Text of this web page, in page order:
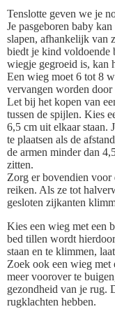
Tenslotte geven we je
Je pasgeboren baby
slapen, afhankelijk van
biedt je kind voldoende
wiegje gegroeid is, kan
Een wieg moet 6 tot 8
vervangen worden
Let bij het kopen van
tussen de spijlen. Kies
6,5 cm uit elkaar staan.
te plaatsen als de
de armen minder dan
zitten.
Zorg er bovendien voor
reiken. Als ze tot
gesloten zijkanten
Kies een wieg met een
bed tillen wordt
staan en te klimmen,
Zoek ook een wieg met
meer voorover te
gezondheid van je rug.
rugklachten hebben.